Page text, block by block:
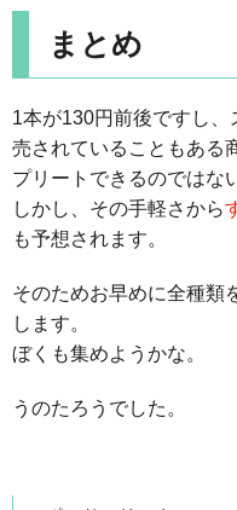
まとめ
1本が130円前後ですし
売されていることもある
プリートできるのではな
しかし、その手軽さから
も予想されます。
そのためお早めに全種類
します。
ぼくも集めようかな。
うのたろうでした。